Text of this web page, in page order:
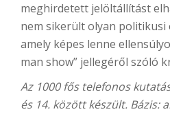
meghirdetett jelöltállítást
nem sikerült olyan
amely képes lenne
man show” jellegéről szóló
Az 1000 fős telefonos
és 14. között készült. Bázis: